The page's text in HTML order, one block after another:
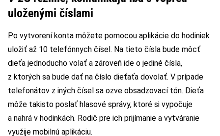
uloženými číslami
Po vytvorení konta môžete pomocou aplikácie do hodiniek
uložiť až 10 telefónnych čísel. Na tieto čísla bude môcť
dieťa jednoducho volať a zároveň ide o jediné čísla,
z ktorých sa bude dať na číslo dieťaťa dovolať. V prípade
telefonátov z iných čísel sa ozve obsadzovací tón. Dieťa
môže takisto poslať hlasové správy, ktoré si vypočuje
a nahrá v hodinkách. Rodič pre ich prijímanie a vytváranie
využije mobilnú aplikáciu.